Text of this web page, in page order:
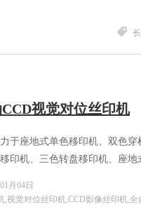
视觉对位丝印机
于座地式单色移印机、双色穿
印机、三色转盘移印机、座地
01月04日
视觉对位丝印机,CCD影像丝印机,全